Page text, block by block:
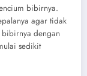
bibirnya.
agar tidak
dengan
sedikit